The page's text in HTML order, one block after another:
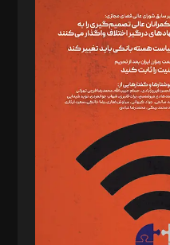
امان‌پور، سروش کرمیان،
فکرانه، فائزه فتحی